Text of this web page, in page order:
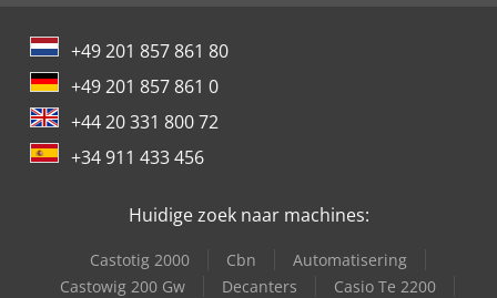
+49 201 857 861 80
+49 201 857 861 0
+44 20 331 800 72
+34 911 433 456
Huidige zoek naar machines:
Castotig 2000 Cbn
Automatisering
Castowig 200 Gw
Decanters
Casio Te 2200